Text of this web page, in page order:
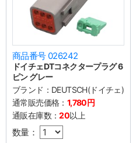
商品番号 026242
ドイチェDTコネクタープラグ 6
ピン グレー
ブランド： DEUTSCH(ドイチェ)
通常販売価格： 1,780円
通販在庫数：20以上
数量：